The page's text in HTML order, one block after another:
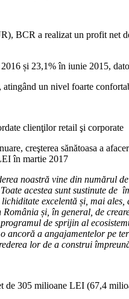
BCR a realizat un profit
și 23,1% în iunie 2015,
un nivel foarte
clienţilor retail şi corporate
creşterea sănătoasa a
în martie 2017
noastră vine din numărul
acestea sunt sustinute
excelentă și, mai
și, în general, de
de sprijin al
a angajamentelor pe
lor de a construi
305 milioane LEI (67,4